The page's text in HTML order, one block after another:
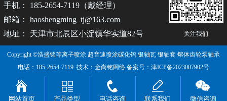
关注我们
手机： 185-2654-7119（戴经理）
邮箱： haoshengming_tj@163.com
地址： 天津市北辰区小淀镇华实道82号
Copyright ©浩盛铭等离子喷涂 超音速喷涂碳化钨 银轴瓦 银轴套 熔体齿轮泵轴承
电话：185-2654-7119 技术： 金尚铭网络备案号： 津ICP备2023007902号
网站首页 产品类型 电话咨询 联系我们 微信咨询